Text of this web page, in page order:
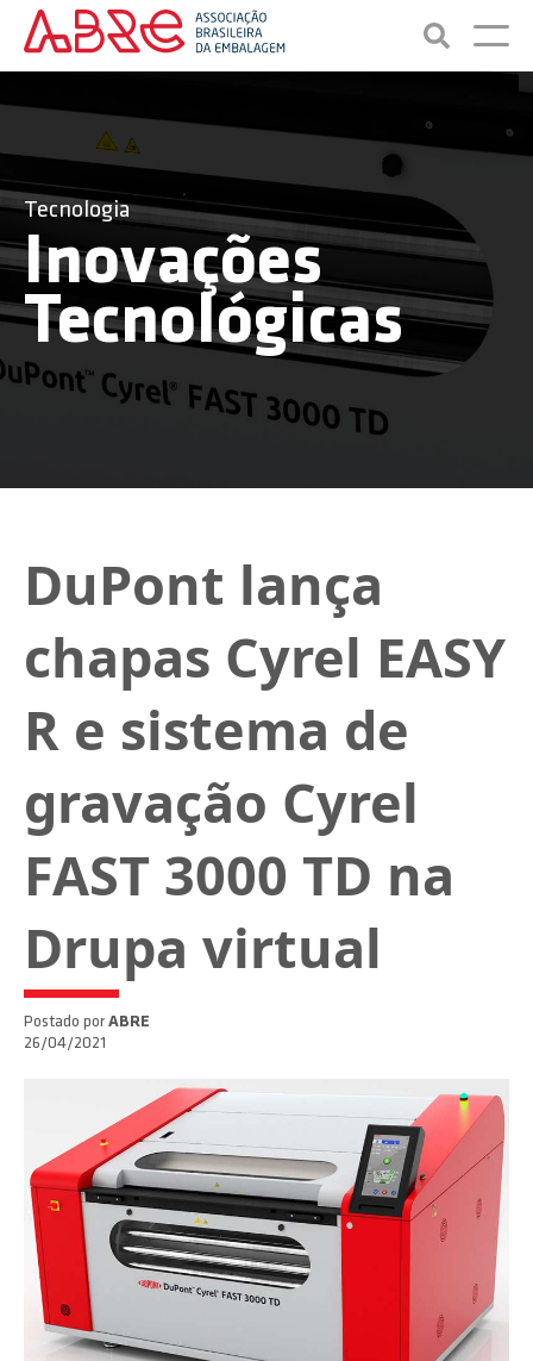
Tecnologia
Inovações
Tecnológicas
DuPont lança
chapas Cyrel EASY
R e sistema de
gravação Cyrel
FAST 3000 TD na
Drupa virtual
Postado por ABRE
26/04/2021